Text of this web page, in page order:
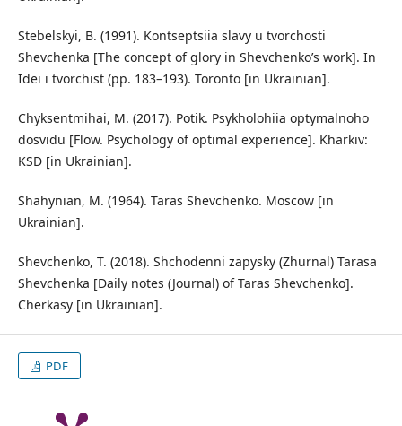
Stebelskyi, B. (1991). Kontseptsiia slavy u tvorchosti
Shevchenka [The concept of glory in Shevchenko’s work]. In
Idei i tvorchist (pp. 183–193). Toronto [in Ukrainian].
Chyksentmihai, M. (2017). Potik. Psykholohiia optymalnoho
dosvidu [Flow. Psychology of optimal experience]. Kharkiv:
KSD [in Ukrainian].
Shahynian, M. (1964). Taras Shevchenko. Moscow [in
Ukrainian].
Shevchenkо, T. (2018). Shchodenni zapysky (Zhurnal) Tarasa
Shevchenka [Daily notes (Journal) of Taras Shevchenko].
Cherkasy [in Ukrainian].
PDF